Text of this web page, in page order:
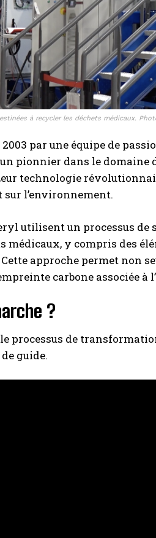
à recycler les déchets médicaux.
par une équipe de
pionnier dans le domaine
technologie
l’environnement.
utilisent un processus
médicaux, y compris des
approche permet non
carbone associée
?
processus de
guide.